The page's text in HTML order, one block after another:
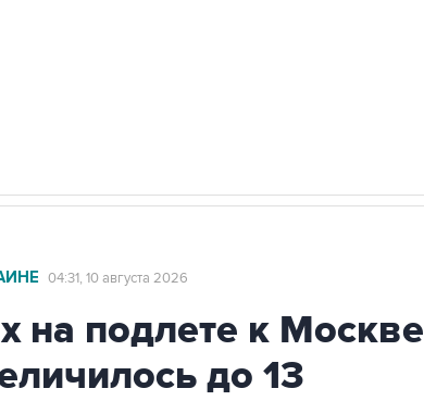
04:31, 10 августа 2026
на подлете к Москве
до 13